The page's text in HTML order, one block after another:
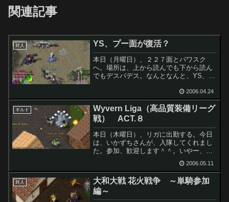
関連記事
対人 YS、プー面が復活？
本日（月曜日）、２２７面とパワスク
へ。場所は、上から読んでも下から読ん
でもデスパデス。なんとなんと、YS、プ
た。遠征からもどってこられたのでしょ
うか。こりゃぁ、また荒れるかもしれな
い予感。おおい！ってｗど...
2006.04.24
ギルド
Wyvern Liga（高品質装備リーグ
戦） ACT.８
本日（木曜日）、リガに出勤する。今日
は、いかずちさんが、入隊してくれまし
た。参加、歓迎します＾＾。いやー、緑
くがんばっているとおもう。あと、指揮
官の仕事も大変だなぁーと思う今日この
頃。俺なら、自分が逃げる...
2006.05.11
対人
大和大戦 花火戦争 ～単騎参加
編～